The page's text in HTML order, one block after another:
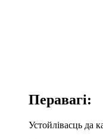
Перавагі:
Устойлівасць да